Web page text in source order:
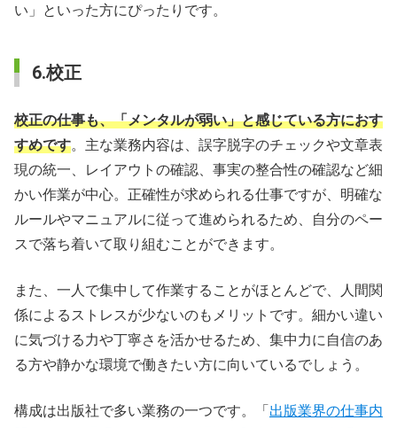
い」といった方にぴったりです。
6.校正
校正の仕事も、「メンタルが弱い」と感じている方におす
すめです。主な業務内容は、誤字脱字のチェックや文章表
現の統一、レイアウトの確認、事実の整合性の確認など細
かい作業が中心。正確性が求められる仕事ですが、明確な
ルールやマニュアルに従って進められるため、自分のペー
スで落ち着いて取り組むことができます。
また、一人で集中して作業することがほとんどで、人間関
係によるストレスが少ないのもメリットです。細かい違い
に気づける力や丁寧さを活かせるため、集中力に自信のあ
る方や静かな環境で働きたい方に向いているでしょう。
構成は出版社で多い業務の一つです。「 出版業界の仕事内